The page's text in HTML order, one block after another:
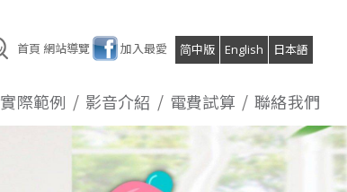
首頁 網站導覽 加入最愛 简中版 English 日本語
實際範例 影音介紹 電費試算 聯絡我們